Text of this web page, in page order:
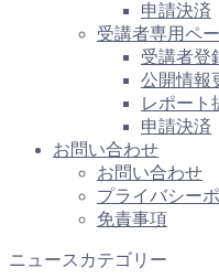
申請決済
受講者専用ペ
受講者登
公開情報
レポート
申請決済
お問い合わせ
お問い合わせ
プライバシー
免責事項
ニュースカテゴリー